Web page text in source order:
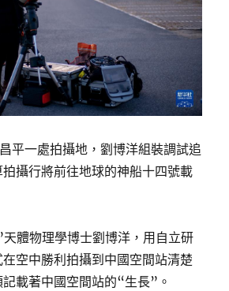
平一處拍攝地，劉博洋組裝調試追
攝行將前往地球的神船十四號載
體物理學博士劉博洋，用自立研
空中勝利拍攝到中國空間站清楚
載著中國空間站的“生長”。